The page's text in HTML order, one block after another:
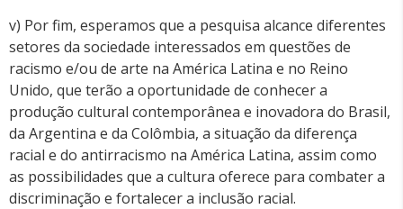
v) Por fim, esperamos que a pesquisa alcance diferentes
setores da sociedade interessados em questões de
racismo e/ou de arte na América Latina e no Reino
Unido, que terão a oportunidade de conhecer a
produção cultural contemporânea e inovadora do Brasil,
da Argentina e da Colômbia, a situação da diferença
racial e do antirracismo na América Latina, assim como
as possibilidades que a cultura oferece para combater a
discriminação e fortalecer a inclusão racial.